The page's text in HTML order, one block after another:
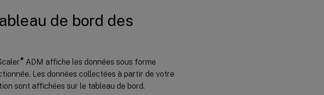
de bord des
® ADM affiche les données sous forme
Les données collectées à partir de votre
sont affichées sur le tableau de bord.